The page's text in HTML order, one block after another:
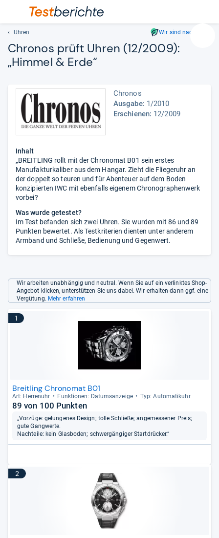
sich
den
Uhren Wir sind nachhaltig
Chro­nos prüft Uhren (12/2009):
„Him­mel & Erde“
Chronos
Ausgabe: 1/2010
Erschienen: 12/2009
Inhalt
„BREITLING rollt mit der Chronomat B01 sein erstes
Manufakturkaliber aus dem Hangar. Zieht die Fliegeruhr an
der doppelt so teuren und für Abenteuer auf dem Boden
konzipierten IWC mit ebenfalls eigenem Chronographenwerk
vorbei?
Was wurde getestet?
Im Test befanden sich zwei Uhren. Sie wurden mit 86 und 89
Punkten bewertet. Als Testkriterien dienten unter anderem
Armband und Schließe, Bedienung und Gegenwert.
Wir arbeiten unabhängig und neutral. Wenn Sie auf ein verlinktes Shop-
Angebot klicken, unterstützen Sie uns dabei. Wir erhalten dann ggf. eine
Vergütung. Mehr erfahren
1
Breitling Chronomat B01
Art: Her­ren­uhr Funk­tio­nen: Datums­an­zeige Typ: Auto­ma­ti­k­uhr
89 von 100 Punkten
„Vorzüge: gelungenes Design; tolle Schließe; angemessener Preis;
gute Gangwerte.
Nachteile: kein Glasboden; schwergängiger Startdrücker.“
2